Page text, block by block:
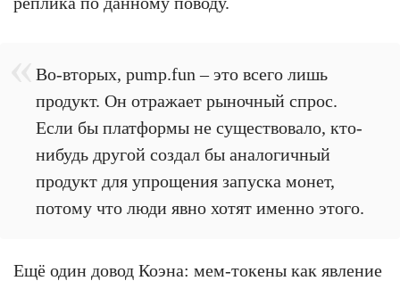
Во-вторых, pump.fun – это всего лишь
продукт. Он отражает рыночный спрос.
Если бы платформы не существовало, кто-
нибудь другой создал бы аналогичный
продукт для упрощения запуска монет,
потому что люди явно хотят именно этого.
Ещё один довод Коэна: мем-токены как явление